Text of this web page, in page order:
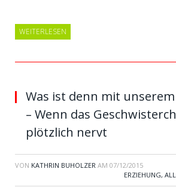
WEITERLESEN
Was ist denn mit unserem
– Wenn das
plötzlich nervt
VON KATHRIN BUHOLZER AM 07/12/2015
ERZIEHUNG,